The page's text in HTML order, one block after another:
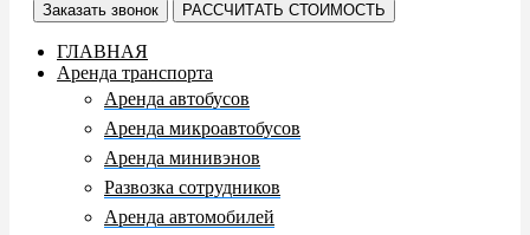
Заказать звонок
РАССЧИТАТЬ СТОИМОСТЬ
ГЛАВНАЯ
Аренда транспорта
Аренда автобусов
Аренда микроавтобусов
Аренда минивэнов
Развозка сотрудников
Аренда автомобилей